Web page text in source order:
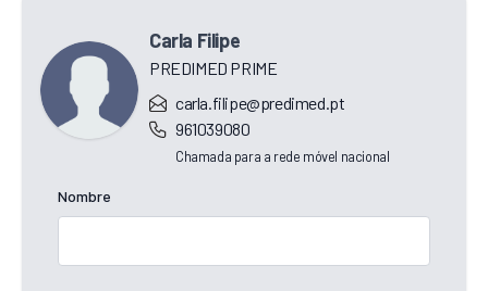
Carla Filipe
PREDIMED PRIME
carla.filipe@predimed.pt
961039080
Chamada para a rede móvel nacional
Nombre